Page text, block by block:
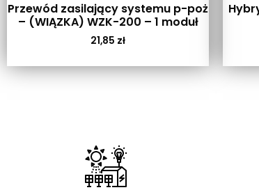
Przewód zasilający systemu p-poż
– (WIĄZKA) WZK-200 – 1 moduł
21,85 zł